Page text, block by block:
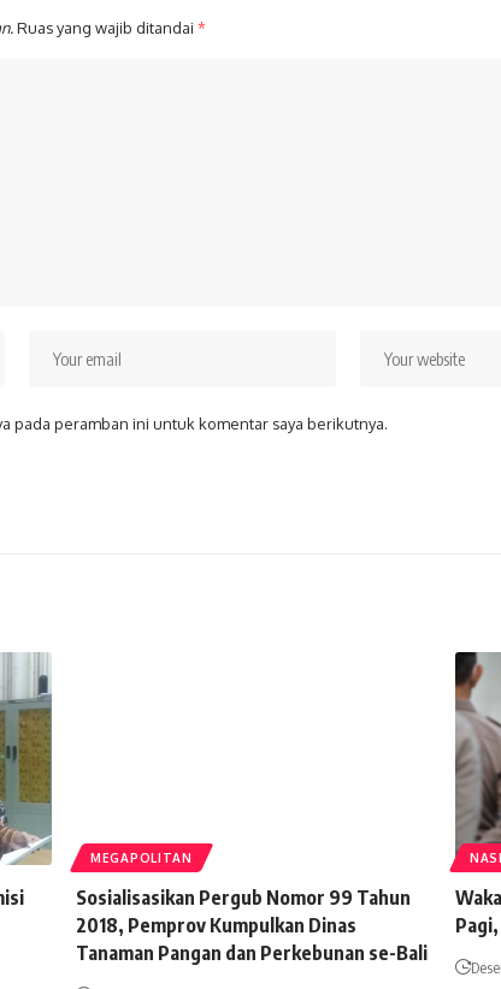
Ruas yang wajib ditandai *
pada peramban ini untuk komentar saya berikutnya.
MEGAPOLITAN
Sosialisasikan Pergub Nomor 99 Tahun
2018, Pemprov Kumpulkan Dinas
Tanaman Pangan dan Perkebunan se-Bali